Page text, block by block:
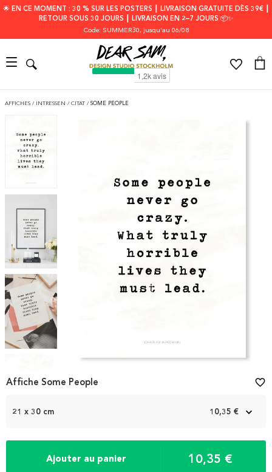
🌟 EN CE MOMENT : 30 % SUR LES POSTERS ┃ LIVRAISON GRATUITE DÈS 39€ ┃
RETOUR SOUS 30 JOURS ┃ LIVRAISON EN 2–7 JOURS 📦✨
Code: SUMMER30, jusqu'au 06/08
AFFICHES / INTRESSEN / CITAT / SOME PEOPLE
1
21 x 30 cm 10,35 €
Ajouter au panier 10,35 €
Affiche Some People favorite_border